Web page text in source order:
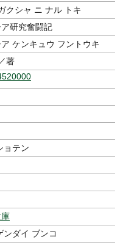
クシャ ニ ナル トキ
研究奮闘記
ケンキュウ フントウキ
／著
ョテン
ンダイ ブンコ